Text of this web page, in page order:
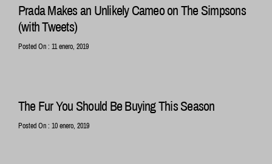
Prada Makes an Unlikely Cameo on The Simpsons
(with Tweets)
Posted On : 11 enero, 2019
The Fur You Should Be Buying This Season
Posted On : 10 enero, 2019